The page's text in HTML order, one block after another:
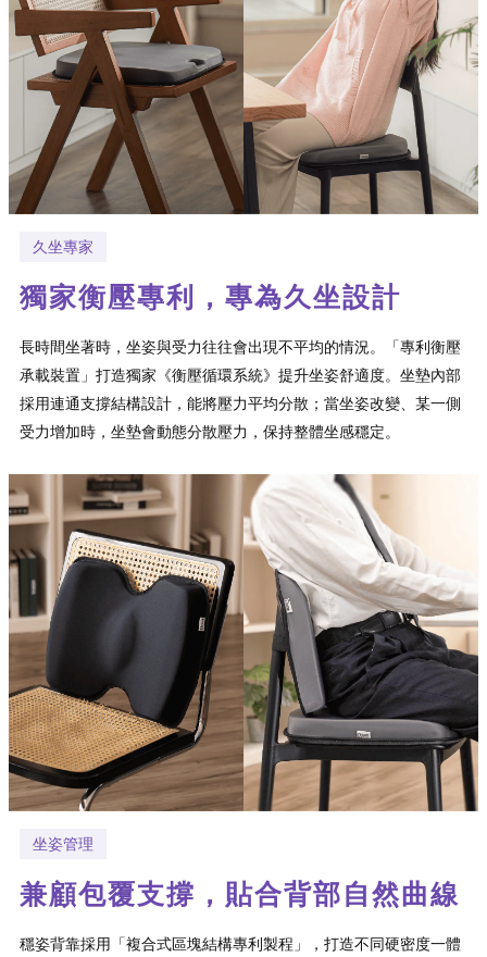
久坐專家
獨家衡壓專利，專為久坐設計
長時間坐著時，坐姿與受力往往會出現不平均的情況。「專利衡壓
承載裝置」打造獨家《衡壓循環系統》提升坐姿舒適度。坐墊內部
採用連通支撐結構設計，能將壓力平均分散；當坐姿改變、某一側
受力增加時，坐墊會動態分散壓力，保持整體坐感穩定。
坐姿管理
兼顧包覆支撐，貼合背部自然曲線
穩姿背靠採用「複合式區塊結構專利製程」，打造不同硬密度一體